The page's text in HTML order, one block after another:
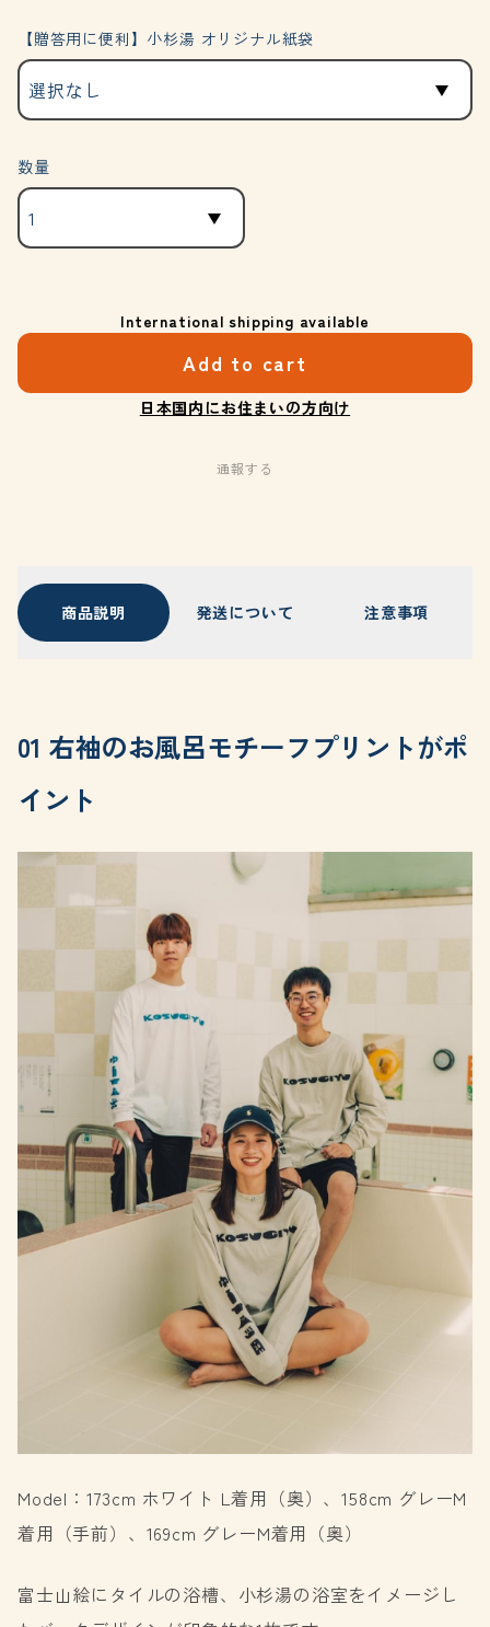
【贈答用に便利】小杉湯 オリジナル紙袋
数量
International shipping available
Add to cart
日本国内にお住まいの方向け
通報する
商品説明 発送について 注意事項
01 右袖のお風呂モチーフプリントがポ
イント
Model：173cm ホワイト L着用（奥）、158cm グレーM
着用（手前）、169cm グレーM着用（奥）
富士山絵にタイルの浴槽、小杉湯の浴室をイメージし